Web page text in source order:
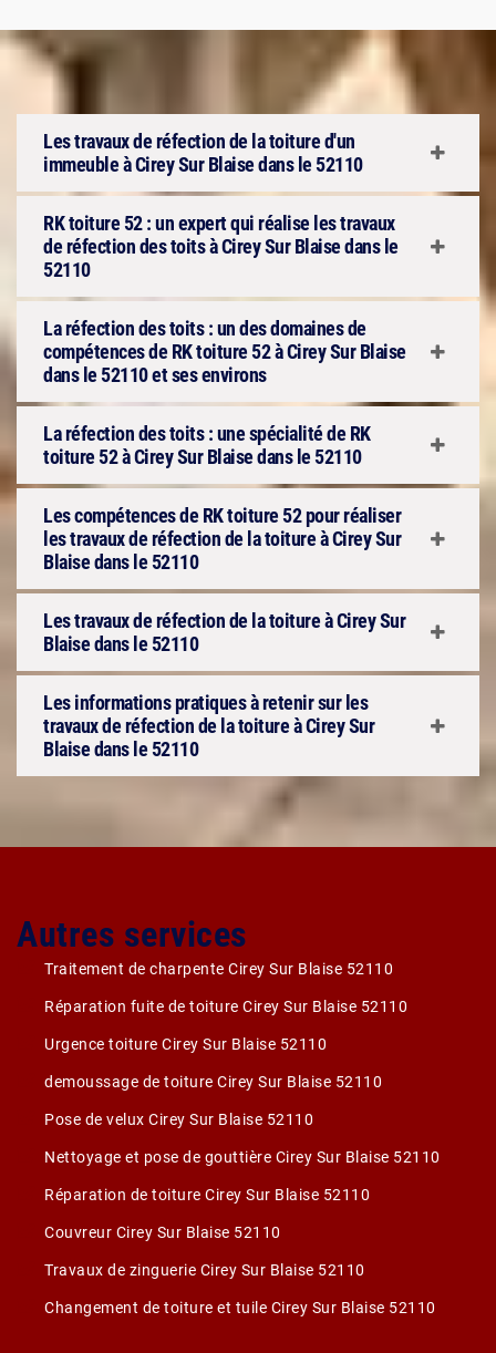
Les travaux de réfection de la toiture d'un
immeuble à Cirey Sur Blaise dans le 52110
RK toiture 52 : un expert qui réalise les travaux
de réfection des toits à Cirey Sur Blaise dans le
52110
La réfection des toits : un des domaines de
compétences de RK toiture 52 à Cirey Sur Blaise
dans le 52110 et ses environs
La réfection des toits : une spécialité de RK
toiture 52 à Cirey Sur Blaise dans le 52110
Les compétences de RK toiture 52 pour réaliser
les travaux de réfection de la toiture à Cirey Sur
Blaise dans le 52110
Les travaux de réfection de la toiture à Cirey Sur
Blaise dans le 52110
Les informations pratiques à retenir sur les
travaux de réfection de la toiture à Cirey Sur
Blaise dans le 52110
Autres services
Traitement de charpente Cirey Sur Blaise 52110
Réparation fuite de toiture Cirey Sur Blaise 52110
Urgence toiture Cirey Sur Blaise 52110
demoussage de toiture Cirey Sur Blaise 52110
Pose de velux Cirey Sur Blaise 52110
Nettoyage et pose de gouttière Cirey Sur Blaise 52110
Réparation de toiture Cirey Sur Blaise 52110
Couvreur Cirey Sur Blaise 52110
Travaux de zinguerie Cirey Sur Blaise 52110
Changement de toiture et tuile Cirey Sur Blaise 52110